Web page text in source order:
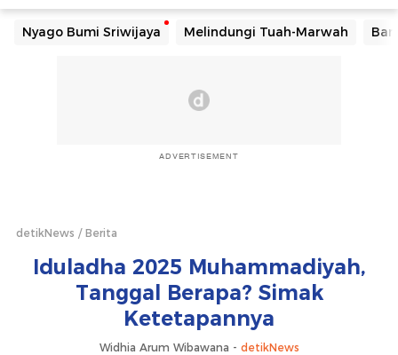
Nyago Bumi Sriwijaya Melindungi Tuah-Marwah
ADVERTISEMENT
detikNews Berita
Iduladha 2025 Muhammadiyah,
Tanggal Berapa? Simak
Ketetapannya
Widhia Arum Wibawana - detikNews